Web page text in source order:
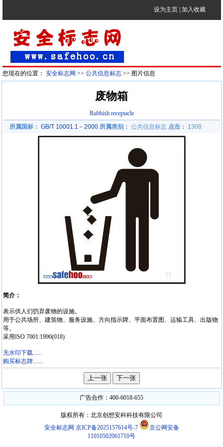
设为主页 加入收藏
您现在的位置： 安全标志网 >> 公共信息标志>> 图片信息
废物箱
Rubbish receptacle
所属国标： GB/T 10001.1－2000 所属类别： 公共信息标志 点击： 1308
简介：
表示供人们扔弃废物的设施。
用于公共场所、建筑物、服务设施、方向指示牌、平面布置图、运输工具、出版物
等。
采用ISO 7001:1990(018)
无水印下载......
购买标志牌.......
广告合作：400-6018-655
版权所有：北京创想安科科技有限公司
安全标志网 京ICP备2025157614号-7
京公网安备
11010502061710号